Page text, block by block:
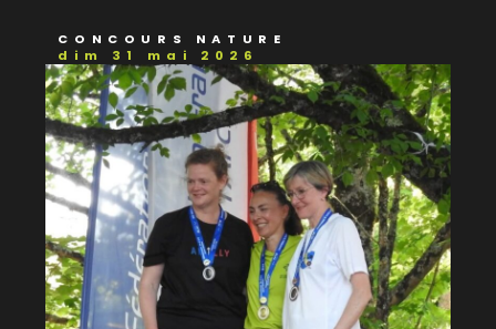
CONCOURS NATURE
dim 31 mai 2026